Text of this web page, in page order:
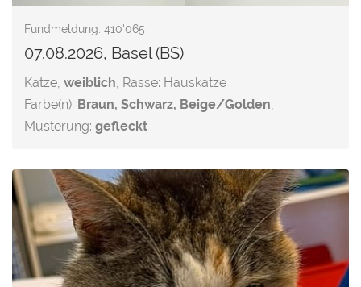
Fundmeldung: 410'065
07.08.2026, Basel (BS)
Katze, weiblich, Rasse: Hauskatze
Farbe(n): Braun, Schwarz, Beige/Golden,
Musterung: gefleckt